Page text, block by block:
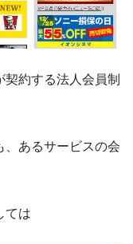
約する法人会員制
、あるサービスの会
ては